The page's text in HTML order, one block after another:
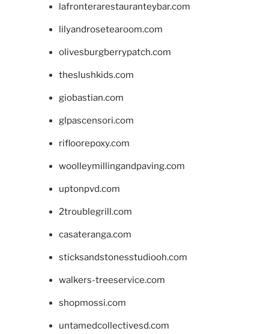
lafronterarestauranteybar.com
lilyandrosetearoom.com
olivesburgberrypatch.com
theslushkids.com
giobastian.com
glpascensori.com
rifloorepoxy.com
woolleymillingandpaving.com
uptonpvd.com
2troublegrill.com
casateranga.com
sticksandstonesstudiooh.com
walkers-treeservice.com
shopmossi.com
untamedcollectivesd.com